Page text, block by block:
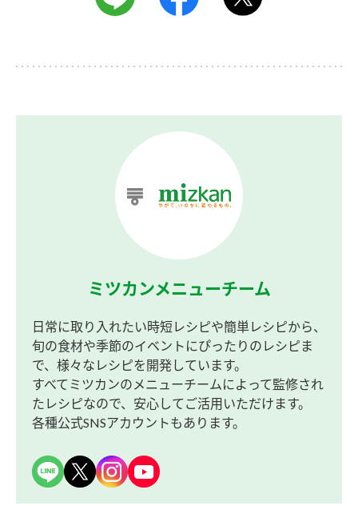
ミツカンメニューチーム
日常に取り入れたい時短レシピや簡単レシピから、
旬の食材や季節のイベントにぴったりのレシピま
で、様々なレシピを開発しています。
すべてミツカンのメニューチームによって監修され
たレシピなので、安心してご活用いただけます。
各種公式SNSアカウントもあります。